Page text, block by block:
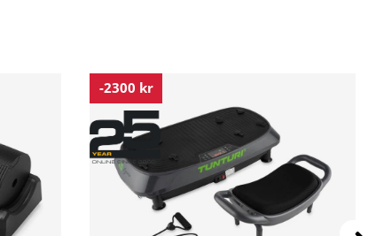
dina individuella fitnessmål i 10 till 50 minuters
-2300 kr